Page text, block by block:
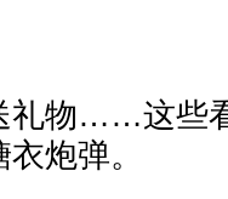
礼物……这些
炮弹。